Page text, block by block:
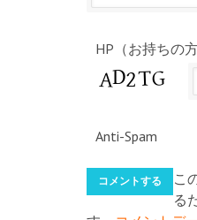
HP（お持ちの方
Anti-Spam
こ
る